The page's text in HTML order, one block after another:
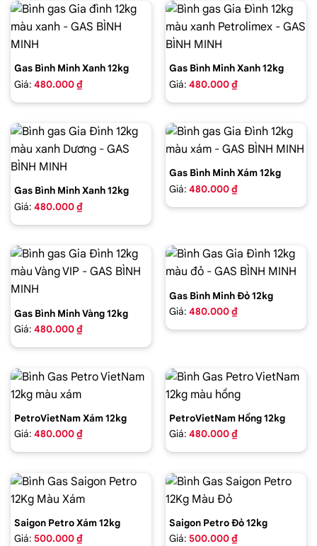
Gas Bình Minh Xanh 12kg
Giá: 480.000 ₫
Gas Bình Minh Xanh 12kg
Giá: 480.000 ₫
Gas Bình Minh Xanh 12kg
Giá: 480.000 ₫
Gas Bình Minh Xám 12kg
Giá: 480.000 ₫
Gas Bình Minh Vàng 12kg
Giá: 480.000 ₫
Gas Bình Minh Đỏ 12kg
Giá: 480.000 ₫
PetroVietNam Xám 12kg
Giá: 480.000 ₫
PetroVietNam Hồng 12kg
Giá: 480.000 ₫
Saigon Petro Xám 12kg
Giá: 500.000 ₫
Saigon Petro Đỏ 12kg
Giá: 500.000 ₫